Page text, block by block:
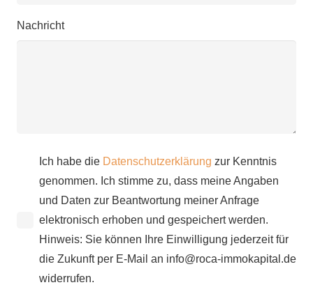
Nachricht
Ich habe die Datenschutzerklärung zur Kenntnis
genommen. Ich stimme zu, dass meine Angaben
und Daten zur Beantwortung meiner Anfrage
elektronisch erhoben und gespeichert werden.
Hinweis: Sie können Ihre Einwilligung jederzeit für
die Zukunft per E-Mail an info@roca-immokapital.de
widerrufen.